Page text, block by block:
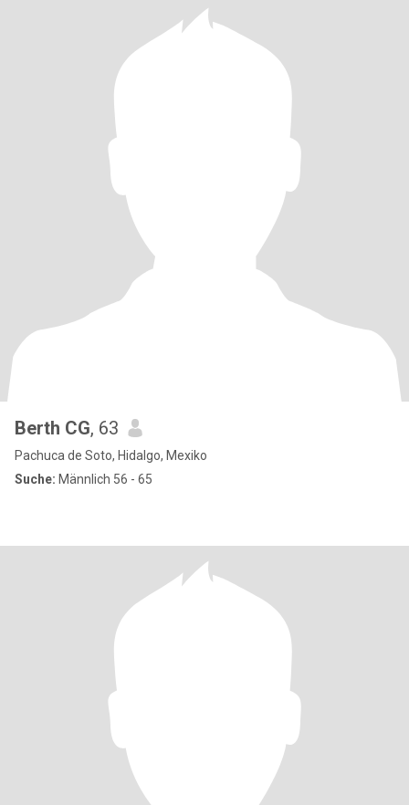
Berth CG, 63
Pachuca de Soto, Hidalgo, Mexiko
Suche: Männlich 56 - 65